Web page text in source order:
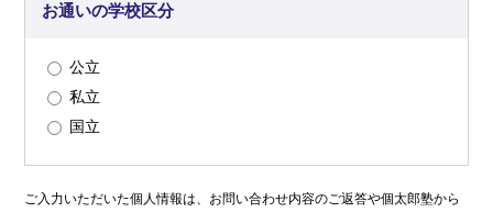
お通いの学校区分
公立
私立
国立
ご入力いただいた個人情報は、お問い合わせ内容のご返答や個太郎塾から